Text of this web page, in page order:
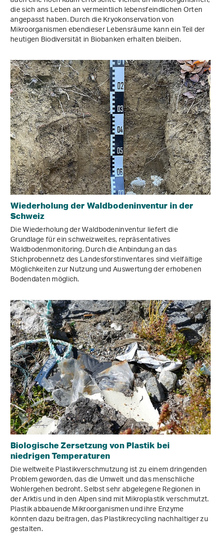
die sich ans Leben an vermeintlich lebensfeindlichen Orten
angepasst haben. Durch die Kryokonservation von
Mikroorganismen ebendieser Lebensräume kann ein Teil der
heutigen Biodiversität in Biobanken erhalten bleiben.
Wiederholung der Waldbodeninventur in der
Schweiz
Die Wiederholung der Waldbodeninventur liefert die
Grundlage für ein schweizweites, repräsentatives
Waldbodenmonitoring. Durch die Anbindung an das
Stichprobennetz des Landesforstinventares sind vielfältige
Möglichkeiten zur Nutzung und Auswertung der erhobenen
Bodendaten möglich.
Biologische Zersetzung von Plastik bei
niedrigen Temperaturen
Die weltweite Plastikverschmutzung ist zu einem dringenden
Problem geworden, das die Umwelt und das menschliche
Wohlergehen bedroht. Selbst sehr abgelegene Regionen in
der Arktis und in den Alpen sind mit Mikroplastik verschmutzt.
Plastik abbauende Mikroorganismen und ihre Enzyme
könnten dazu beitragen, das Plastikrecycling nachhaltiger zu
gestalten.